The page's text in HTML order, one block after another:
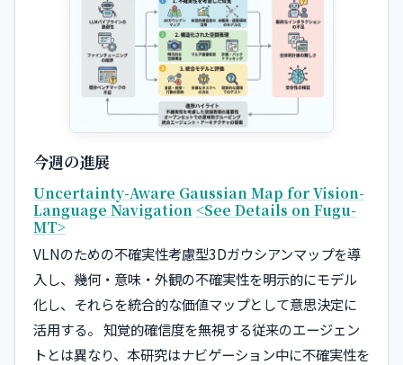
今週の進展
Uncertainty-Aware Gaussian Map for Vision-
Language Navigation <See Details on Fugu-
MT>
VLNのための不確実性考慮型3Dガウシアンマップを導
入し、幾何・意味・外観の不確実性を明示的にモデル
化し、それらを統合的な価値マップとして意思決定に
活用する。 知覚的確信度を無視する従来のエージェン
トとは異なり、本研究はナビゲーション中に不確実性を